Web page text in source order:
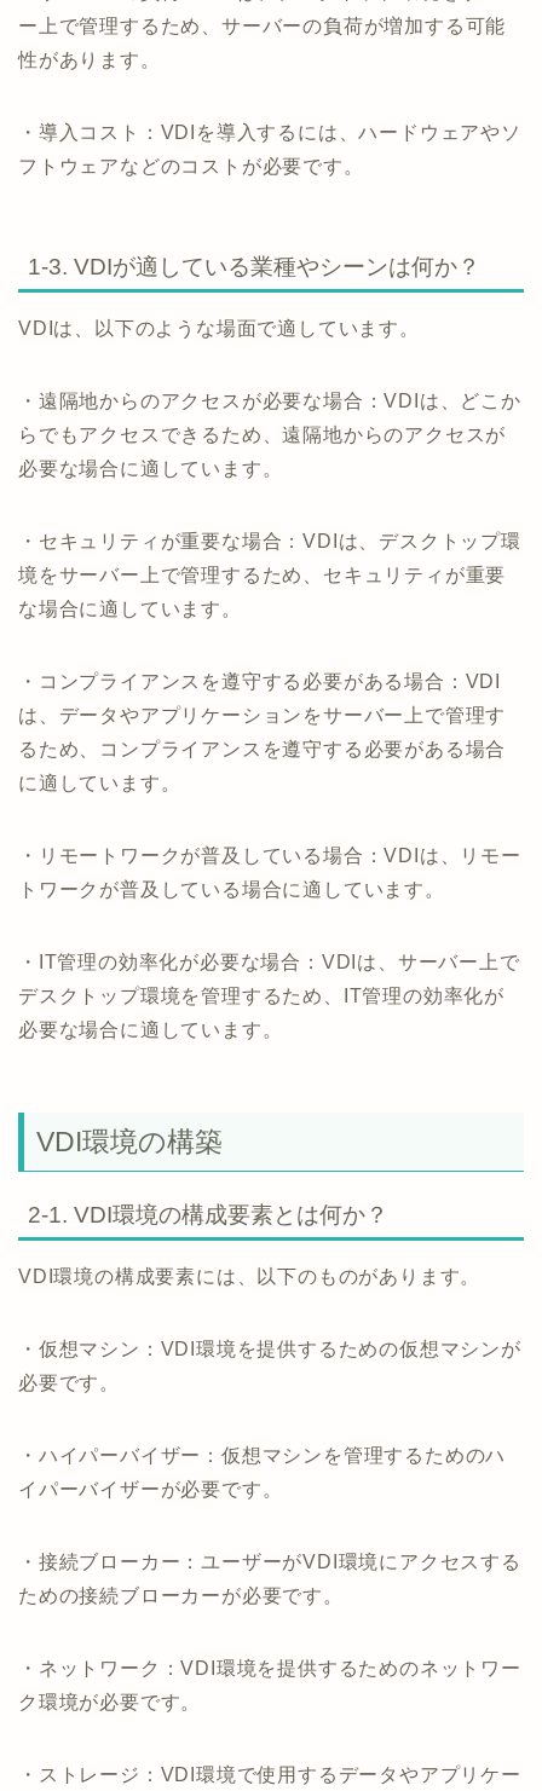
ー上で管理するため、サーバーの負荷が増加する可能
性があります。
・導入コスト：VDIを導入するには、ハードウェアやソ
フトウェアなどのコストが必要です。
1-3. VDIが適している業種やシーンは何か？
VDIは、以下のような場面で適しています。
・遠隔地からのアクセスが必要な場合：VDIは、どこか
らでもアクセスできるため、遠隔地からのアクセスが
必要な場合に適しています。
・セキュリティが重要な場合：VDIは、デスクトップ環
境をサーバー上で管理するため、セキュリティが重要
な場合に適しています。
・コンプライアンスを遵守する必要がある場合：VDI
は、データやアプリケーションをサーバー上で管理す
るため、コンプライアンスを遵守する必要がある場合
に適しています。
・リモートワークが普及している場合：VDIは、リモー
トワークが普及している場合に適しています。
・IT管理の効率化が必要な場合：VDIは、サーバー上で
デスクトップ環境を管理するため、IT管理の効率化が
必要な場合に適しています。
VDI環境の構築
2-1. VDI環境の構成要素とは何か？
VDI環境の構成要素には、以下のものがあります。
・仮想マシン：VDI環境を提供するための仮想マシンが
必要です。
・ハイパーバイザー：仮想マシンを管理するためのハ
イパーバイザーが必要です。
・接続ブローカー：ユーザーがVDI環境にアクセスする
ための接続ブローカーが必要です。
・ネットワーク：VDI環境を提供するためのネットワー
ク環境が必要です。
・ストレージ：VDI環境で使用するデータやアプリケー